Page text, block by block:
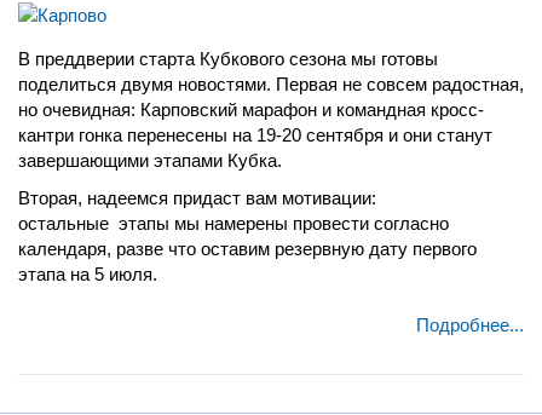
В преддверии старта Кубкового сезона мы готовы
поделиться двумя новостями. Первая не совсем радостная,
но очевидная: Карповский марафон и командная кросс-
кантри гонка перенесены на 19-20 сентября и они станут
завершающими этапами Кубка.
Вторая, надеемся придаст вам мотивации:
остальные этапы мы намерены провести согласно
календаря, разве что оставим резервную дату первого
этапа на 5 июля.
Подробнее...